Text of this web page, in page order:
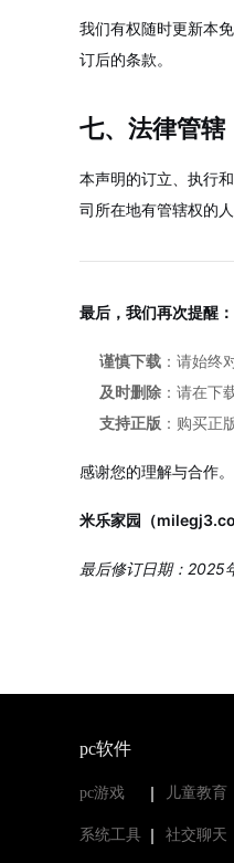
我们有权随时更新本
订后的条款。
七、法律管辖
本声明的订立、执行
司所在地有管辖权的
最后，我们再次提醒：
谨慎下载 ：请始终
及时删除 ：请在下
支持正版 ：购买正
感谢您的理解与合作。
米乐家园（
最后修订日期：2025
pc软件
pc游戏 儿童教育
系统工具 社交聊天